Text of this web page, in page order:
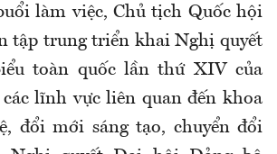
làm việc, Chủ tịch Quốc hội
tập trung triển khai Nghị quyết
toàn quốc lần thứ XIV của
lĩnh vực liên quan đến khoa
đổi mới sáng tạo, chuyển đổi